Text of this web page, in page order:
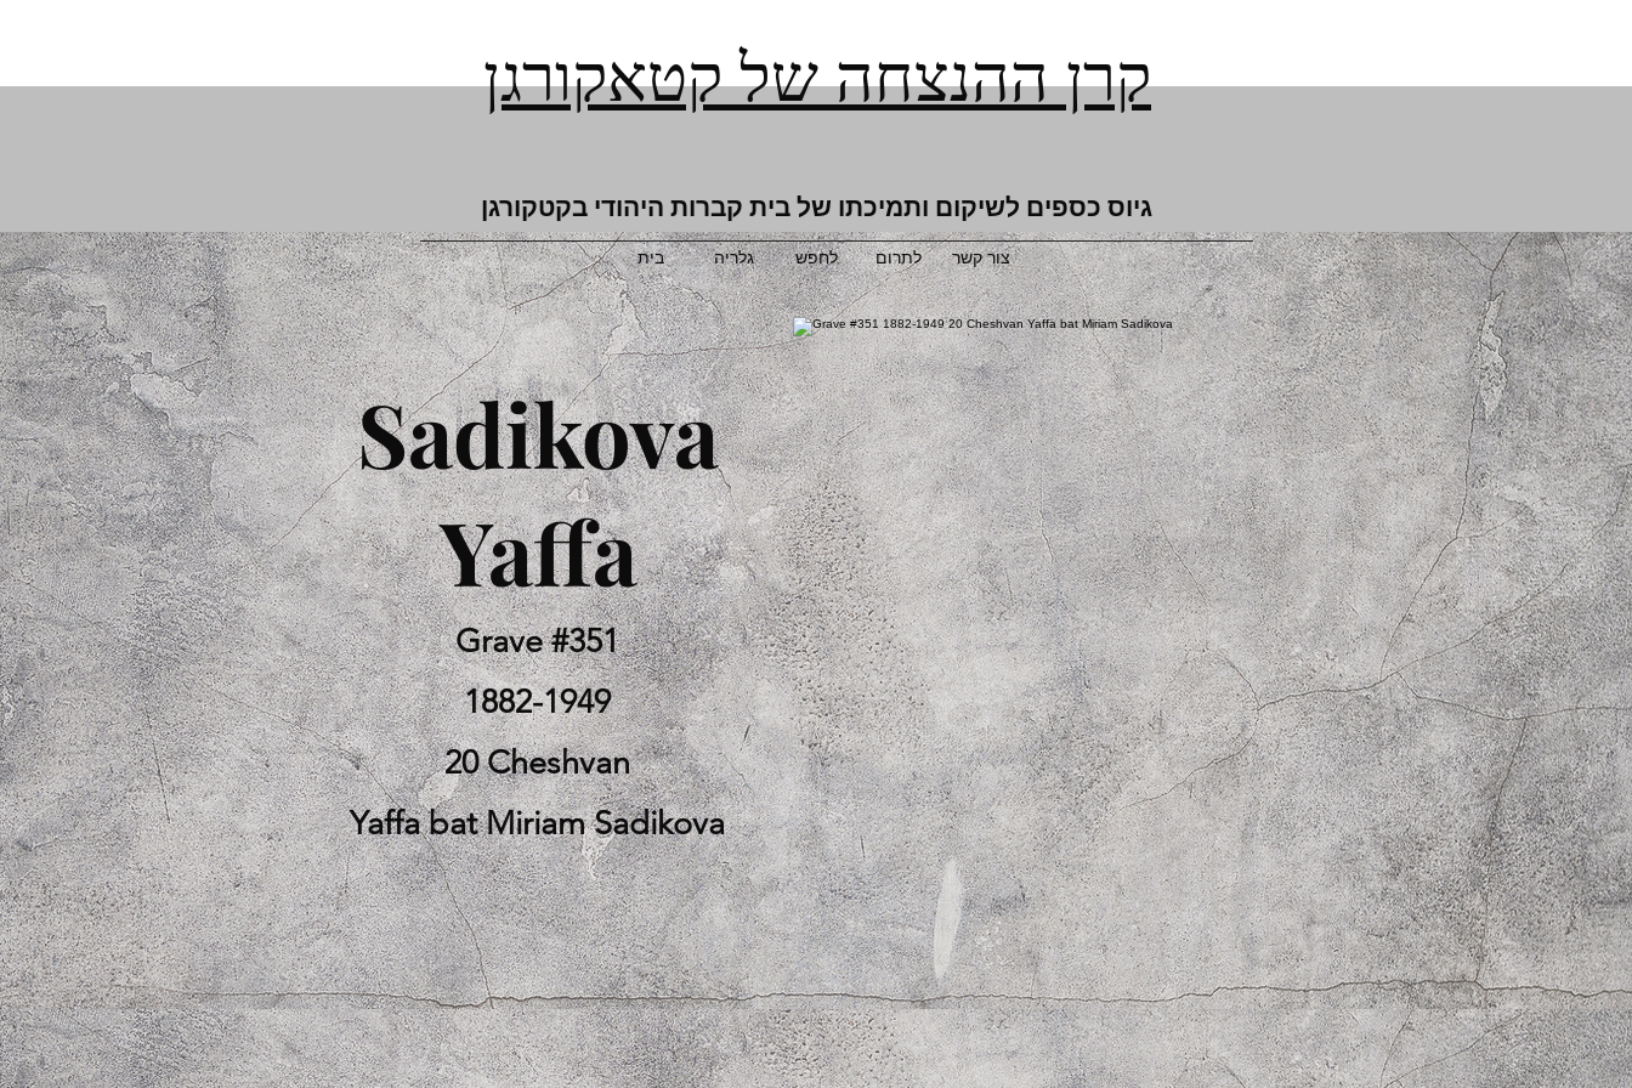
קרן ההנצחה של קטאקורגן
גיוס כספים לשיקום ותמיכתו של בית קברות היהודי בקטקורגן
בית גלריה לחפש לתרום צור קשר
Sadikova
Yaffa
Grave #351
1882-1949
20 Cheshvan
Yaffa bat Miriam Sadikova